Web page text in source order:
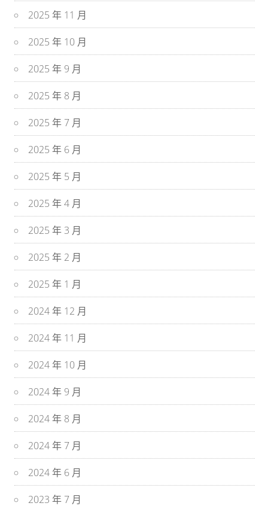
2025 年 11 月
2025 年 10 月
2025 年 9 月
2025 年 8 月
2025 年 7 月
2025 年 6 月
2025 年 5 月
2025 年 4 月
2025 年 3 月
2025 年 2 月
2025 年 1 月
2024 年 12 月
2024 年 11 月
2024 年 10 月
2024 年 9 月
2024 年 8 月
2024 年 7 月
2024 年 6 月
2023 年 7 月